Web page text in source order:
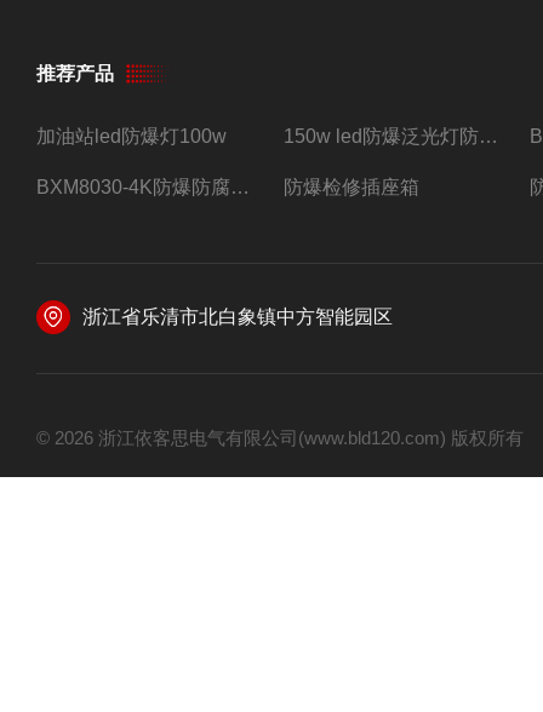
推荐产品
加油站led防爆灯100w 150w led防爆泛光灯防水防尘防爆三防灯
BXM8030-4K防爆防腐照明配电箱四路带总开关 防爆检修插座箱
浙江省乐清市北白象镇中方智能园区
© 2026 浙江依客思电气有限公司(www.bld120.com) 版权所有